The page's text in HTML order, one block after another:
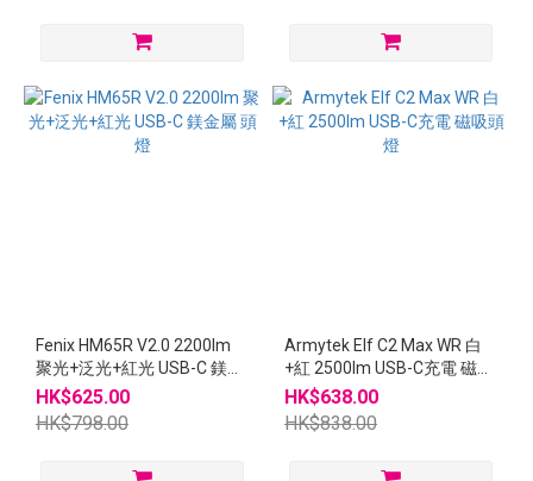
Fenix HM65R V2.0 2200lm
聚光+泛光+紅光 USB-C 鎂金
屬 頭燈
HK$625.00
HK$798.00
Armytek Elf C2 Max WR 白
+紅 2500lm USB-C充電 磁吸
頭燈
HK$638.00
HK$838.00